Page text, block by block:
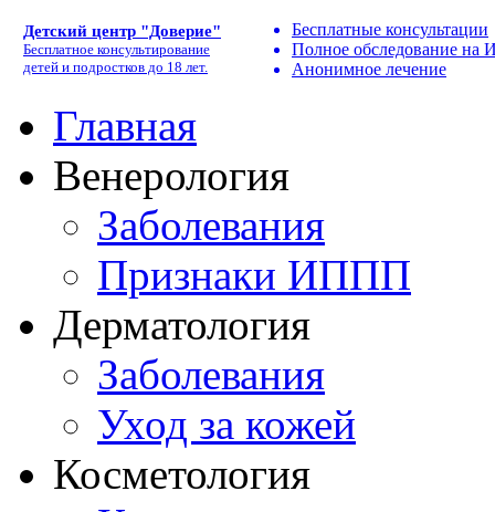
Детский центр "Доверие"
Бесплатное консультирование
детей и подростков до 18 лет.
Бесплатные консультации
Полное обследование
Анонимное лечение
Главная
Венерология
Заболевания
Признаки ИППП
Дерматология
Заболевания
Уход за кожей
Косметология